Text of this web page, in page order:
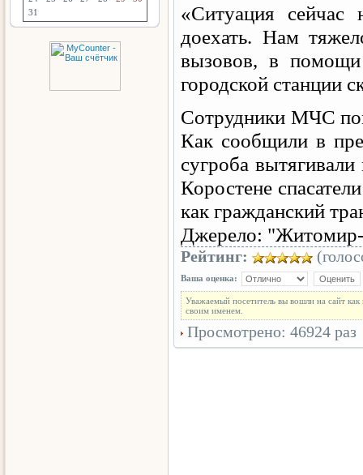
31
«Ситуация
доехать. Нам
вызовов, в помощи
городской станции
Сотрудники МЧС
Как сообщили в
сугроба
Коростене
как гражданский
Джерело:
Рейтинг:
Ваша оценка:
Уважаемый посетитель вы вошли на сайт
своим именем.
Просмотрено: 46924 раз